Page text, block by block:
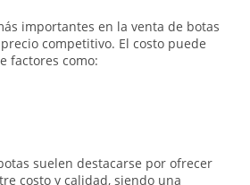
importantes en la venta de botas
competitivo. El costo puede
factores como:
suelen destacarse por ofrecer
costo y calidad, siendo una